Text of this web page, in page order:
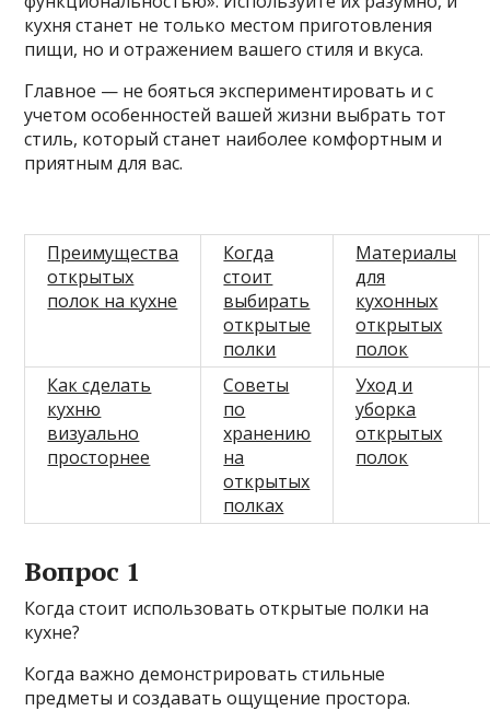
кухня станет не только местом приготовления
пищи, но и отражением вашего стиля и вкуса.
Главное — не бояться экспериментировать и с
учетом особенностей вашей жизни выбрать тот
стиль, который станет наиболее комфортным и
приятным для вас.
Преимущества
открытых
полок на кухне
Когда
стоит
выбирать
открытые
полки
Материалы
для
кухонных
открытых
полок
Как сделать
кухню
визуально
просторнее
Советы
по
хранению
на
открытых
полках
Уход и
уборка
открытых
полок
Вопрос 1
Когда стоит использовать открытые полки на
кухне?
Когда важно демонстрировать стильные
предметы и создавать ощущение простора.